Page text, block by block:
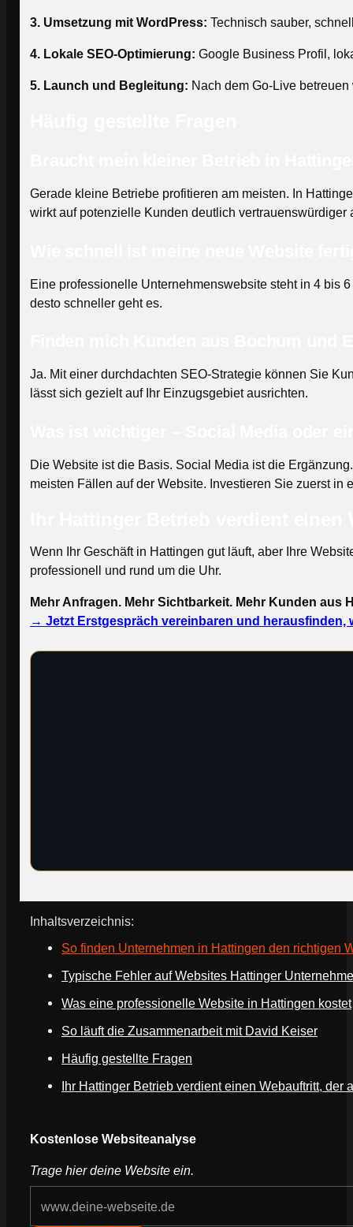
3. Umsetzung mit WordPress: Technisch sauber,
4. Lokale SEO-Optimierung: Google Business Profil,
5. Launch und Begleitung: Nach dem Go-Live
Gerade kleine Betriebe profitieren am meisten. In
wirkt auf potenzielle Kunden deutlich vertrauenswürdiger
Eine professionelle Unternehmenswebsite steht in 4 bis
desto schneller geht es.
Ja. Mit einer durchdachten SEO-Strategie können Sie
lässt sich gezielt auf Ihr Einzugsgebiet ausrichten.
Die Website ist die Basis. Social Media ist die
meisten Fällen auf der Website. Investieren Sie zuerst
Wenn Ihr Geschäft in Hattingen gut läuft, aber Ihre
professionell und rund um die Uhr.
Mehr Anfragen. Mehr Sichtbarkeit. Mehr Kunden aus
→ Jetzt Erstgespräch vereinbaren und herausfinden,
Inhaltsverzeichnis:
So finden Unternehmen in Hattingen den richtigen
Typische Fehler auf Websites Hattinger
Was eine professionelle Website in Hattingen kostet
So läuft die Zusammenarbeit mit David Keiser
Häufig gestellte Fragen
Ihr Hattinger Betrieb verdient einen Webauftritt, der
Kostenlose Websiteanalyse
Trage hier deine Website ein.